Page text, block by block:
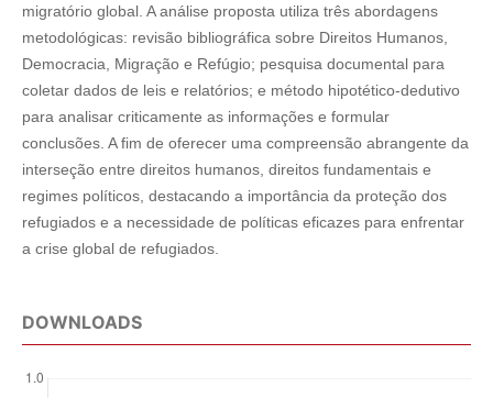
migratório global. A análise proposta utiliza três abordagens
metodológicas: revisão bibliográfica sobre Direitos Humanos,
Democracia, Migração e Refúgio; pesquisa documental para
coletar dados de leis e relatórios; e método hipotético-dedutivo
para analisar criticamente as informações e formular
conclusões. A fim de oferecer uma compreensão abrangente da
interseção entre direitos humanos, direitos fundamentais e
regimes políticos, destacando a importância da proteção dos
refugiados e a necessidade de políticas eficazes para enfrentar
a crise global de refugiados.
DOWNLOADS